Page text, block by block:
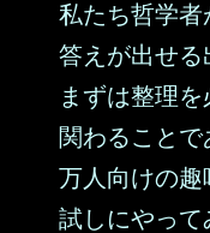
私たち哲学者
答えが出せる
まずは整理
関わることで
万人向けの趣
試しにやって